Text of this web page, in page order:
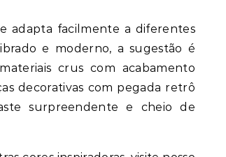
adapta facilmente a diferentes
e moderno, a sugestão é
crus com acabamento
decorativas com pegada retrô
surpreendente e cheio de